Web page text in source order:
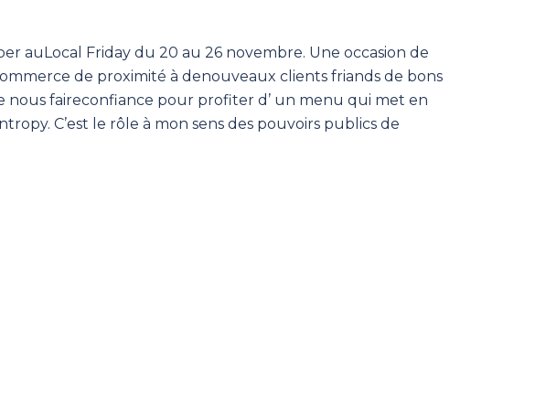
auLocal Friday du 20 au 26 novembre. Une occasion de
de proximité à denouveaux clients friands de bons
nous faireconfiance pour profiter d’ un menu qui met en
C’est le rôle à mon sens des pouvoirs publics de